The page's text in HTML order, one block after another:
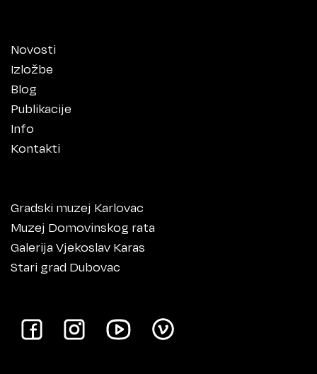
Novosti
Izložbe
Blog
Publikacije
Info
Kontakti
Gradski muzej Karlovac
Muzej Domovinskog rata
Galerija Vjekoslav Karas
Stari grad Dubovac